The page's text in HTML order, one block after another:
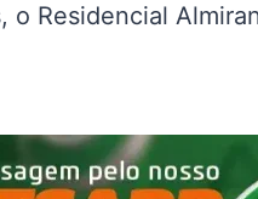
o Residencial